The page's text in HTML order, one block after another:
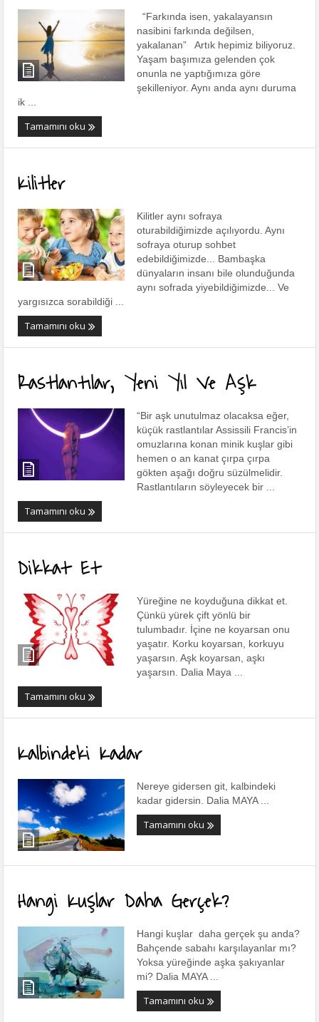
“Farkında isen, yakalayansın
nasibini farkında değilsen,
yakalanan” Artık hepimiz biliyoruz.
Yaşam başımıza gelenden çok
onunla ne yaptığımıza göre
şekilleniyor. Aynı anda aynı duruma
ik ...
Tamamını oku
Kilitler
Kilitler aynı sofraya
oturabildiğimizde açılıyordu. Aynı
sofraya oturup sohbet
edebildiğimizde... Bambaşka
dünyaların insanı bile olunduğunda
aynı sofrada yiyebildiğimizde... Ve
yargısızca sorabildiği ...
Tamamını oku
Rastlantılar, Yeni Yıl Ve Aşk
“Bir aşk unutulmaz olacaksa eğer,
küçük rastlantılar Assissili Francis’in
omuzlarına konan minik kuşlar gibi
hemen o an kanat çırpa çırpa
gökten aşağı doğru süzülmelidir.
Rastlantıların söyleyecek bir ...
Tamamını oku
Dikkat Et
Yüreğine ne koyduğuna dikkat et.
Çünkü yürek çift yönlü bir
tulumbadır. İçine ne koyarsan onu
yaşatır. Korku koyarsan, korkuyu
yaşarsın. Aşk koyarsan, aşkı
yaşarsın. Dalia Maya ...
Tamamını oku
Kalbindeki Kadar
Nereye gidersen git, kalbindeki
kadar gidersin. Dalia MAYA ...
Tamamını oku
Hangi Kuşlar Daha Gerçek?
Hangi kuşlar daha gerçek şu anda?
Bahçende sabahı karşılayanlar mı?
Yoksa yüreğinde aşka şakıyanlar
mi? Dalia MAYA ...
Tamamını oku